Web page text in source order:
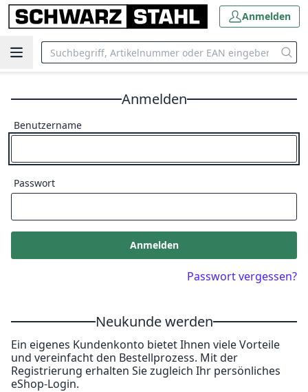
Anmelden
Anmelden
Benutzername
Passwort
Anmelden
Passwort vergessen?
Neukunde werden
Ein eigenes Kundenkonto bietet Ihnen viele Vorteile
und vereinfacht den Bestellprozess. Mit der
Registrierung erhalten Sie zugleich Ihr persönliches
eShop-Login.